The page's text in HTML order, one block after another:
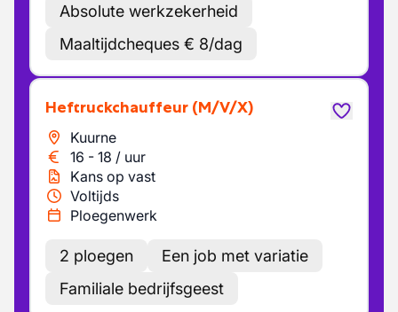
Absolute werkzekerheid
Maaltijdcheques € 8/dag
Heftruckchauffeur (M/V/X)
Kuurne
16 - 18 / uur
Kans op vast
Voltijds
Ploegenwerk
2 ploegen
Een job met variatie
Familiale bedrijfsgeest